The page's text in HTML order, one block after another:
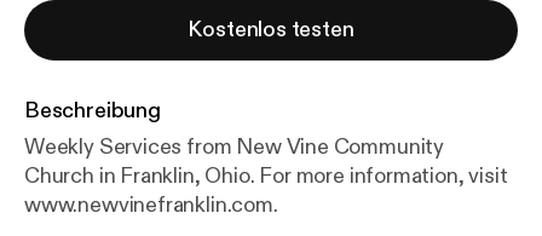
Kostenlos testen
Beschreibung
Weekly Services from New Vine Community
Church in Franklin, Ohio. For more information, visit
www.newvinefranklin.com.